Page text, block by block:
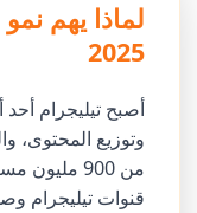
لماذا يهم
2025
أصبح تيليجرام
وتوزيع المحتوى،
قنوات تيليجرام